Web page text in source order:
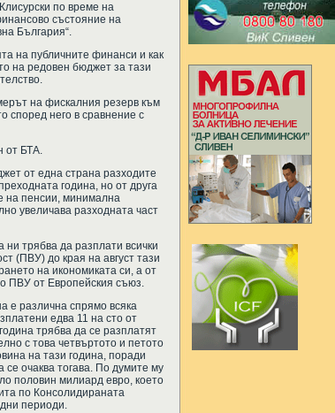
по време на
състояние на
България“.
на публичните финанси и как
на редовен бюджет за тази
на фискалния резерв към
според него в сравнение с
от БТА.
от една страна разходите
година, но от друга
на пенсии, минимална
увеличава разходната част
трябва да разплати всички
(ПВУ) до края на август тази
на икономиката си, а от
ПВУ от Европейския съюз.
е различна спрямо всяка
едва 11 на сто от
трябва да се разплатят
с това четвъртото и петото
на тази година, поради
очаква тогава. По думите му
половин милиард евро, което
по Консолидираната
периоди.